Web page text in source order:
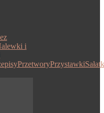
i
PrzetworyPrzystawki